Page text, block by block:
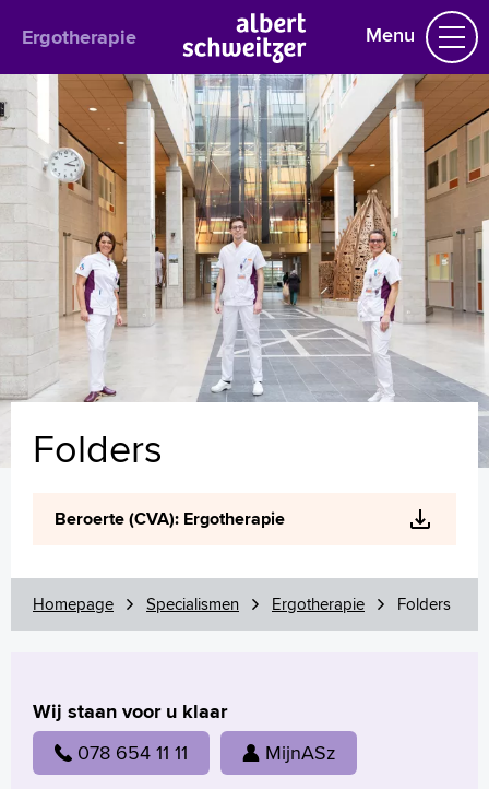
Ergotherapie Menu
Homepage
Praktische informatie
Specialismen
Werken en leren
Medewerkers
Contact
MijnASz
Language
Zoeken
Français
Polski
Türkçe
Folders
Beroerte (CVA): Ergotherapie
Homepage Specialismen Ergotherapie Folders
Wij staan voor u klaar
078 654 11 11 MijnASz